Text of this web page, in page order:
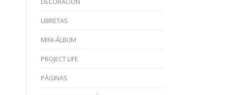
LIBRETAS
MINI-ÁLBUM
PROJECT LIFE
PÁGINAS